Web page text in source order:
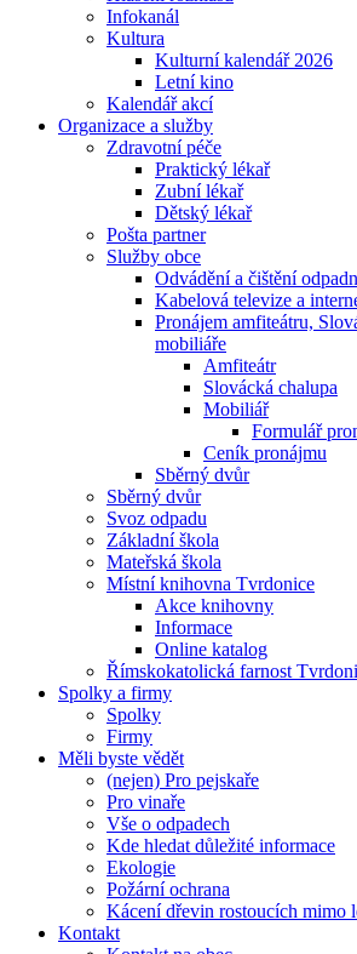
Infokanál
Kultura
Kulturní kalendář 2026
Letní kino
Kalendář akcí
Organizace a služby
Zdravotní péče
Praktický lékař
Zubní lékař
Dětský lékař
Pošta partner
Služby obce
Odvádění a čištění
Kabelová televize a
Pronájem amfiteátru,
mobiliáře
Amfiteátr
Slovácká chalupa
Mobiliář
Formulář
Ceník pronájmu
Sběrný dvůr
Sběrný dvůr
Svoz odpadu
Základní škola
Mateřská škola
Místní knihovna Tvrdonice
Akce knihovny
Informace
Online katalog
Římskokatolická farnost
Spolky a firmy
Spolky
Firmy
Měli byste vědět
(nejen) Pro pejskaře
Pro vinaře
Vše o odpadech
Kde hledat důležité informace
Ekologie
Požární ochrana
Kácení dřevin rostoucích mimo
Kontakt